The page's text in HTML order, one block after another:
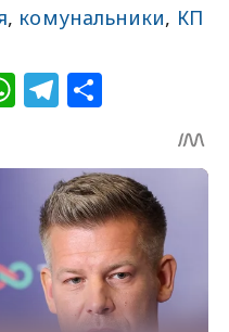
, комунальники, КП
WhatsApp
Telegram